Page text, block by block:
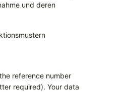
und deren
reference number
required). Your data